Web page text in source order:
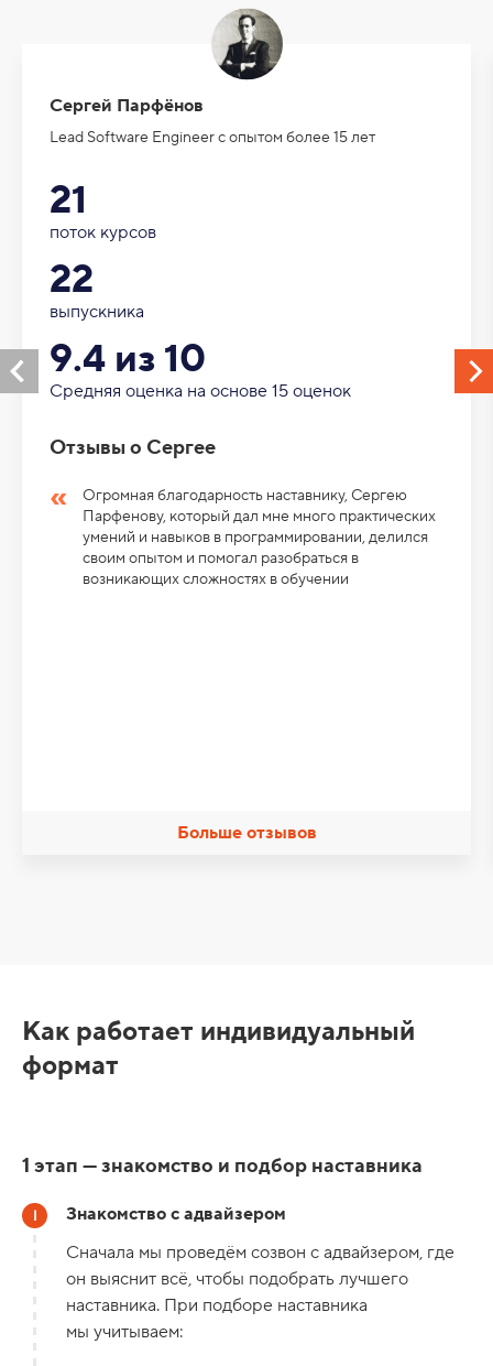
Сергей Парфёнов
Lead Software Engineer с опытом более 15 лет
21
поток курсов
22
выпускника
9.4 из 10
Средняя оценка на основе 15 оценок
Отзывы о Сергее
Огромная благодарность наставнику, Сергею
Парфенову, который дал мне много практических
умений и навыков в программировании, делился
своим опытом и помогал разобраться в
возникающих сложностях в обучении
Больше отзывов
Как работает индивидуальный
формат
1 этап — знакомство и подбор наставника
Знакомство с адвайзером
Сначала мы проведём созвон с адвайзером, где
он выяснит всё, чтобы подобрать лучшего
наставника. При подборе наставника
мы учитываем: